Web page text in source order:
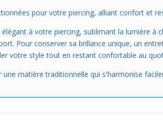
pour votre piercing, alliant confort et
à votre piercing, sublimant la lumière
Pour conserver sa brillance unique, un
votre style tout en restant confortable au
matière traditionnelle qui s'harmonise